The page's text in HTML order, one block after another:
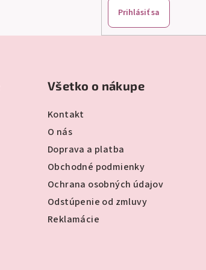
Prihlásiť sa
Všetko o nákupe
Kontakt
O nás
Doprava a platba
Obchodné podmienky
Ochrana osobných údajov
Odstúpenie od zmluvy
Reklamácie